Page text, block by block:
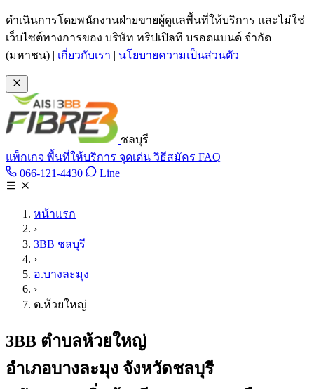
ข้ามไปเนื้อหาหลัก
ดำเนินการโดยพนักงานฝ่ายขายผู้ดูแลพื้นที่ให้บริการ และไม่ใช่
เว็บไซต์ทางการของ บริษัท ทริปเปิลที บรอดแบนด์ จำกัด
(มหาชน) | เกี่ยวกับเรา | นโยบายความเป็นส่วนตัว
ชลบุรี
แพ็กเกจ พื้นที่ให้บริการ จุดเด่น วิธีสมัคร FAQ
066-121-4430 โทร 066-121-4430
LineLine @tan3bb
หน้าแรก
›
3BB ชลบุรี
›
อ.บางละมุง
›
ต.ห้วยใหญ่
3BB ตำบลห้วยใหญ่
อำเภอบางละมุง จังหวัดชลบุรี